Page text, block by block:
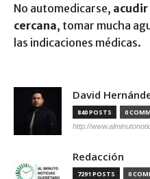
No automedicarse, acudir
cercana, tomar mucha
las indicaciones médicas.
David
840 POSTS 0
http://
Redacción
7291 POSTS 0